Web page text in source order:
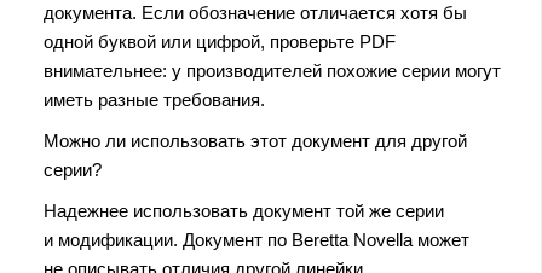
документа. Если обозначение отличается хотя бы
одной буквой или цифрой, проверьте PDF
внимательнее: у производителей похожие серии могут
иметь разные требования.
Можно ли использовать этот документ для другой
серии?
Надежнее использовать документ той же серии
и модификации. Документ по Beretta Novella может
не описывать отличия другой линейки.